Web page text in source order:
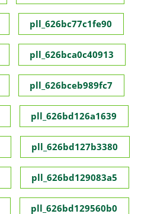
pll_626bc77c1fe90
pll_626bca0c40913
pll_626bceb989fc7
pll_626bd126a1639
pll_626bd127b3380
pll_626bd129083a5
pll_626bd129560b0